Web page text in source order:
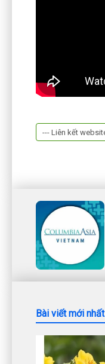
Bài viết mới nhất